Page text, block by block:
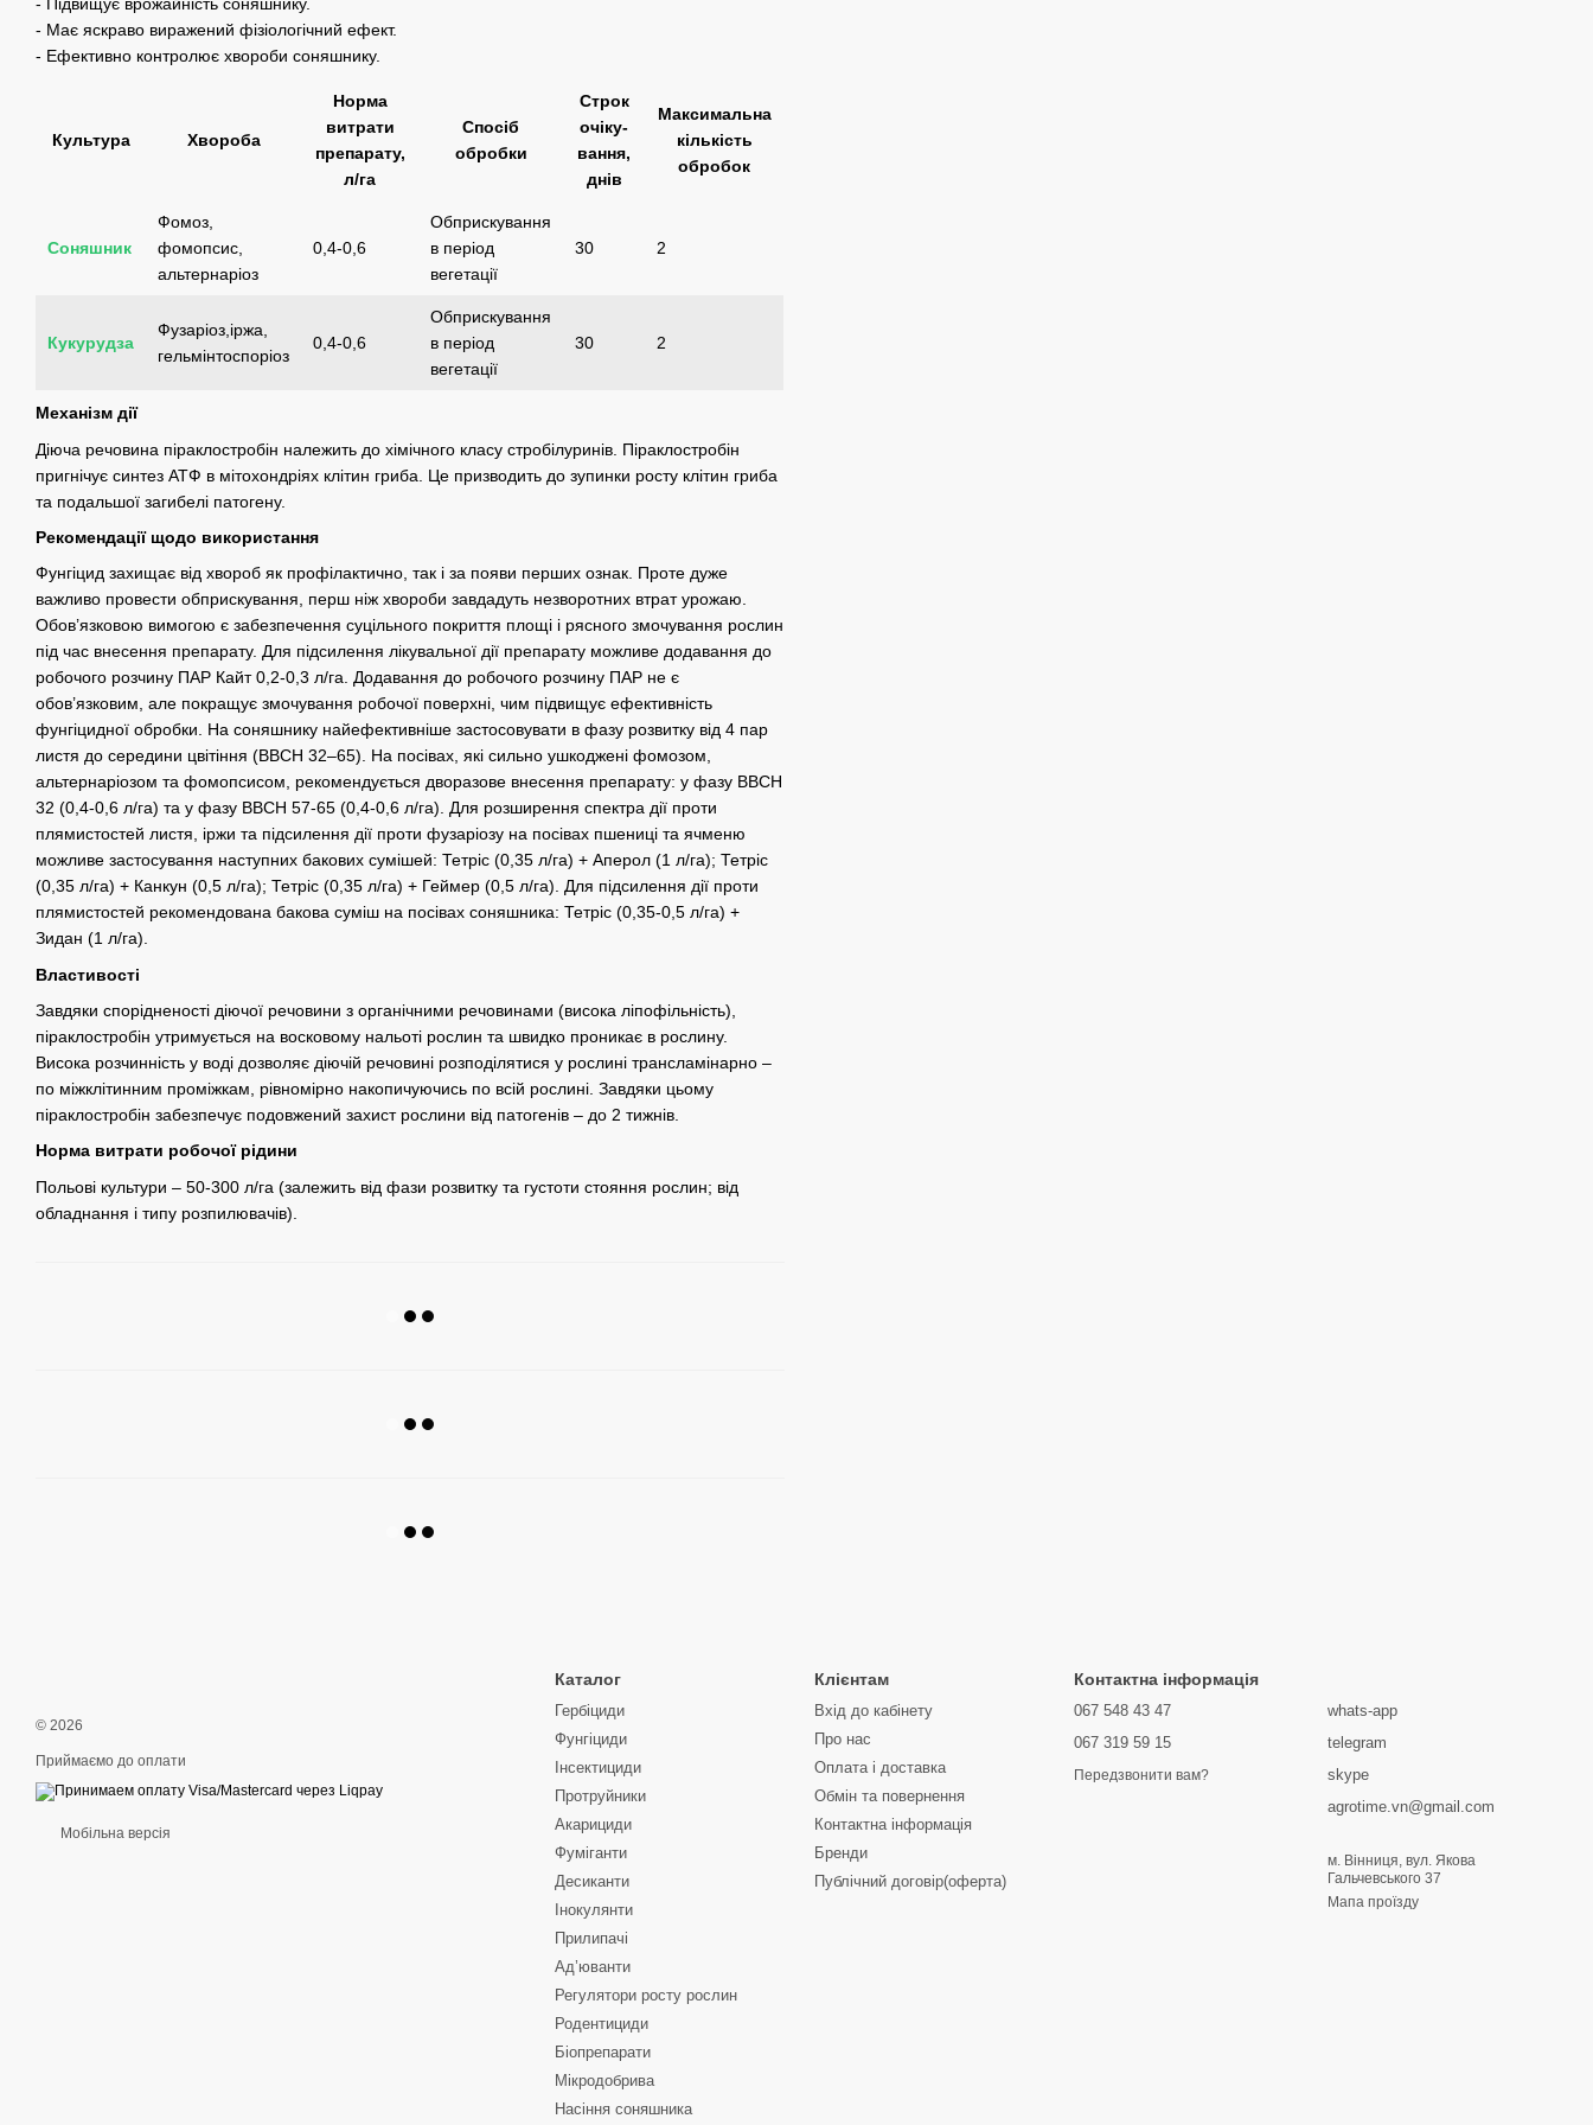
- Підвищує врожайність соняшнику.
- Має яскраво виражений фізіологічний ефект.
- Ефективно контролює хвороби соняшнику.
Культура Хвороба
Норма
витрати
препарату,
л/га
Спосіб
обробки
Строк
очіку-
вання,
днів
Максимальна
кількість
обробок
Соняшник
Фомоз,
фомопсис,
альтернаріоз
0,4-0,6
Обприскування
в період
вегетації
30 2
Кукурудза
Фузаріоз,іржа,
гельмінтоспоріоз
0,4-0,6
Обприскування
в період
вегетації
30 2
Механізм дії
Діюча речовина піраклостробін належить до хімічного класу стробілуринів. Піраклостробін
пригнічує синтез АТФ в мітохондріях клітин гриба. Це призводить до зупинки росту клітин гриба
та подальшої загибелі патогену.
Рекомендації щодо використання
Фунгіцид захищає від хвороб як профілактично, так і за появи перших ознак. Проте дуже
важливо провести обприскування, перш ніж хвороби завдадуть незворотних втрат урожаю.
Обов’язковою вимогою є забезпечення суцільного покриття площі і рясного змочування рослин
під час внесення препарату. Для підсилення лікувальної дії препарату можливе додавання до
робочого розчину ПАР Кайт 0,2-0,3 л/га. Додавання до робочого розчину ПАР не є
обов’язковим, але покращує змочування робочої поверхні, чим підвищує ефективність
фунгіцидної обробки. На соняшнику найефективніше застосовувати в фазу розвитку від 4 пар
листя до середини цвітіння (BBCH 32–65). На посівах, які сильно ушкоджені фомозом,
альтернаріозом та фомопсисом, рекомендується дворазове внесення препарату: у фазу ВВСН
32 (0,4-0,6 л/га) та у фазу ВВСН 57-65 (0,4-0,6 л/га). Для розширення спектра дії проти
плямистостей листя, іржи та підсилення дії проти фузаріозу на посівах пшениці та ячменю
можливе застосування наступних бакових сумішей: Тетріс (0,35 л/га) + Аперол (1 л/га); Тетріс
(0,35 л/га) + Канкун (0,5 л/га); Тетріс (0,35 л/га) + Геймер (0,5 л/га). Для підсилення дії проти
плямистостей рекомендована бакова суміш на посівах соняшника: Тетріс (0,35-0,5 л/га) +
Зидан (1 л/га).
Властивості
Завдяки спорідненості діючої речовини з органічними речовинами (висока ліпофільність),
піраклостробін утримується на восковому нальоті рослин та швидко проникає в рослину.
Висока розчинність у воді дозволяє діючій речовині розподілятися у рослині трансламінарно –
по міжклітинним проміжкам, рівномірно накопичуючись по всій рослині. Завдяки цьому
піраклостробін забезпечує подовжений захист рослини від патогенів – до 2 тижнів.
Норма витрати робочої рідини
Польові культури – 50-300 л/га (залежить від фази розвитку та густоти стояння рослин; від
обладнання і типу розпилювачів).
© 2026
Приймаємо до оплати
Мобільна версія
Каталог
Гербіциди
Фунгіциди
Інсектициди
Протруйники
Акарициди
Фуміганти
Десиканти
Інокулянти
Прилипачі
Ад’юванти
Регулятори росту рослин
Родентициди
Біопрепарати
Мікродобрива
Насіння соняшника
Клієнтам
Вхід до кабінету
Про нас
Оплата і доставка
Обмін та повернення
Контактна інформація
Бренди
Публічний договір(оферта)
Контактна інформація
067 548 43 47
067 319 59 15
Передзвонити вам?
whats-app
telegram
skype
agrotime.vn@gmail.com
м. Вінниця, вул. Якова
Гальчевського 37
Мапа проїзду